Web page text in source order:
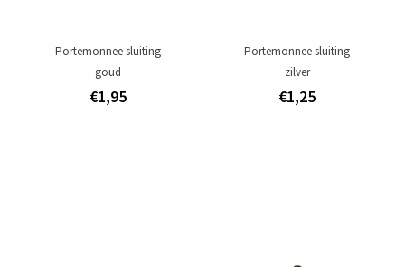
Portemonnee sluiting
goud
€1,95
Portemonnee sluiting
zilver
€1,25